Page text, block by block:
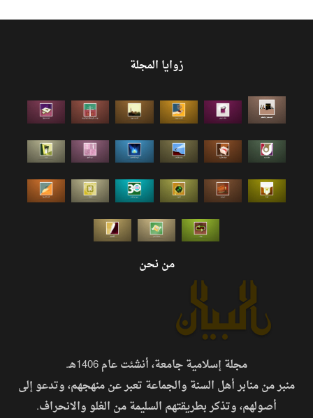
زوايا المجلة
من نحن
مجلة إسلامية جامعة، أنشئت عام 1406هـ.
منبر من منابر أهل السنة والجماعة تعبر عن منهجهم، وتدعو إلى
أصولهم، وتذكر بطريقتهم السليمة من الغلو والانحراف.